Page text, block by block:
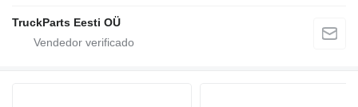
TruckParts Eesti OÜ